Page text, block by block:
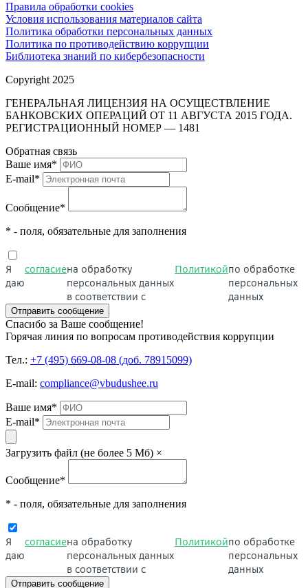
Правила обработки cookies
Условия использования материалов сайта
Политика обработки персональных данных
Политика по противодействию коррупции
Библиотека знаний по кибербезопасности
Copyright 2025
ГЕНЕРАЛЬНАЯ ЛИЦЕНЗИЯ НА ОСУЩЕСТВЛЕНИЕ
БАНКОВСКИХ ОПЕРАЦИЙ ОТ 11 АВГУСТА 2015 ГОДА.
РЕГИСТРАЦИОННЫЙ НОМЕР — 1481
Обратная связь
Ваше имя*
E-mail*
Сообщение*
* - поля, обязательные для заполнения
Я
даю
согласиена обработку
персональных данных
в соответствии с
Политикойпо обработке
персональных
данных
Отправить сообщение
Спасибо за Ваше сообщение!
Горячая линия по вопросам противодействия коррупции
Тел.: +7 (495) 669-08-08 (доб. 78915099)
E-mail: compliance@vbudushee.ru
Ваше имя*
E-mail*
Загрузить файл (не более 5 Мб) ×
Сообщение*
* - поля, обязательные для заполнения
Я
даю
согласиена обработку
персональных данных
в соответствии с
Политикойпо обработке
персональных
данных
Отправить сообщение